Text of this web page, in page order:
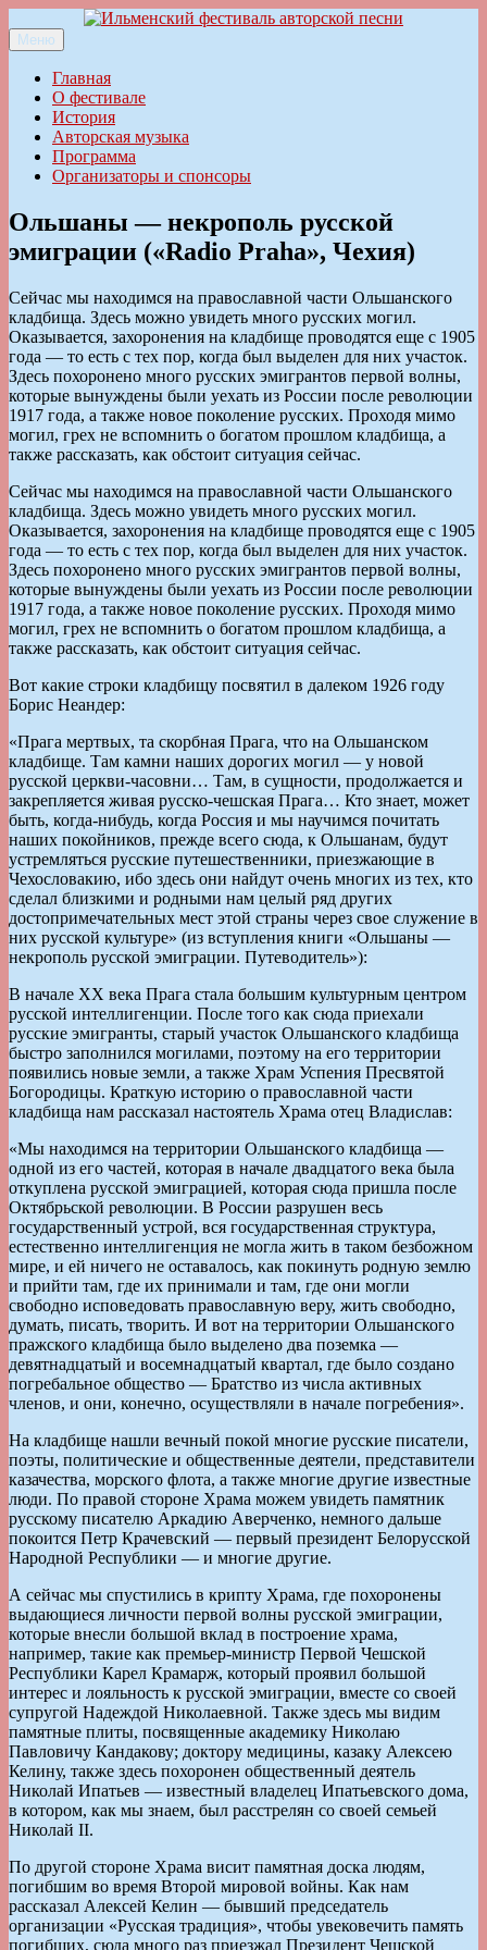
к
содержимому
Ильменский фестиваль авторской песни
Меню
Главная
О фестивале
История
Авторская музыка
Программа
Организаторы и спонсоры
Ольшаны — некрополь русской
эмиграции («Radio Praha», Чехия)
Сейчас мы находимся на православной части Ольшанского
кладбища. Здесь можно увидеть много русских могил.
Оказывается, захоронения на кладбище проводятся еще с 1905
года — то есть с тех пор, когда был выделен для них участок.
Здесь похоронено много русских эмигрантов первой волны,
которые вынуждены были уехать из России после революции
1917 года, а также новое поколение русских. Проходя мимо
могил, грех не вспомнить о богатом прошлом кладбища, а
также рассказать, как обстоит ситуация сейчас.
Сейчас мы находимся на православной части Ольшанского
кладбища. Здесь можно увидеть много русских могил.
Оказывается, захоронения на кладбище проводятся еще с 1905
года — то есть с тех пор, когда был выделен для них участок.
Здесь похоронено много русских эмигрантов первой волны,
которые вынуждены были уехать из России после революции
1917 года, а также новое поколение русских. Проходя мимо
могил, грех не вспомнить о богатом прошлом кладбища, а
также рассказать, как обстоит ситуация сейчас.
Вот какие строки кладбищу посвятил в далеком 1926 году
Борис Неандер:
«Прага мертвых, та скорбная Прага, что на Ольшанском
кладбище. Там камни наших дорогих могил — у новой
русской церкви-часовни… Там, в сущности, продолжается и
закрепляется живая русско-чешская Прага… Кто знает, может
быть, когда-нибудь, когда Россия и мы научимся почитать
наших покойников, прежде всего сюда, к Ольшанам, будут
устремляться русские путешественники, приезжающие в
Чехословакию, ибо здесь они найдут очень многих из тех, кто
сделал близкими и родными нам целый ряд других
достопримечательных мест этой страны через свое служение в
них русской культуре» (из вступления книги «Ольшаны —
некрополь русской эмиграции. Путеводитель»):
В начале XX века Прага стала большим культурным центром
русской интеллигенции. После того как сюда приехали
русские эмигранты, старый участок Ольшанского кладбища
быстро заполнился могилами, поэтому на его территории
появились новые земли, а также Храм Успения Пресвятой
Богородицы. Краткую историю о православной части
кладбища нам рассказал настоятель Храма отец Владислав:
«Мы находимся на территории Ольшанского кладбища —
одной из его частей, которая в начале двадцатого века была
откуплена русской эмиграцией, которая сюда пришла после
Октябрьской революции. В России разрушен весь
государственный устрой, вся государственная структура,
естественно интеллигенция не могла жить в таком безбожном
мире, и ей ничего не оставалось, как покинуть родную землю
и прийти там, где их принимали и там, где они могли
свободно исповедовать православную веру, жить свободно,
думать, писать, творить. И вот на территории Ольшанского
пражского кладбища было выделено два поземка —
девятнадцатый и восемнадцатый квартал, где было создано
погребальное общество — Братство из числа активных
членов, и они, конечно, осуществляли в начале погребения».
На кладбище нашли вечный покой многие русские писатели,
поэты, политические и общественные деятели, представители
казачества, морского флота, а также многие другие известные
люди. По правой стороне Храма можем увидеть памятник
русскому писателю Аркадию Аверченко, немного дальше
покоится Петр Крачевский — первый президент Белорусской
Народной Республики — и многие другие.
А сейчас мы спустились в крипту Храма, где похоронены
выдающиеся личности первой волны русской эмиграции,
которые внесли большой вклад в построение храма,
например, такие как премьер-министр Первой Чешской
Республики Карел Крамарж, который проявил большой
интерес и лояльность к русской эмиграции, вместе со своей
супругой Надеждой Николаевной. Также здесь мы видим
памятные плиты, посвященные академику Николаю
Павловичу Кандакову; доктору медицины, казаку Алексею
Келину, также здесь похоронен общественный деятель
Николай Ипатьев — известный владелец Ипатьевского дома,
в котором, как мы знаем, был расстрелян со своей семьей
Николай II.
По другой стороне Храма висит памятная доска людям,
погибшим во время Второй мировой войны. Как нам
рассказал Алексей Келин — бывший председатель
организации «Русская традиция», чтобы увековечить память
погибших, сюда много раз приезжал Президент Чешской